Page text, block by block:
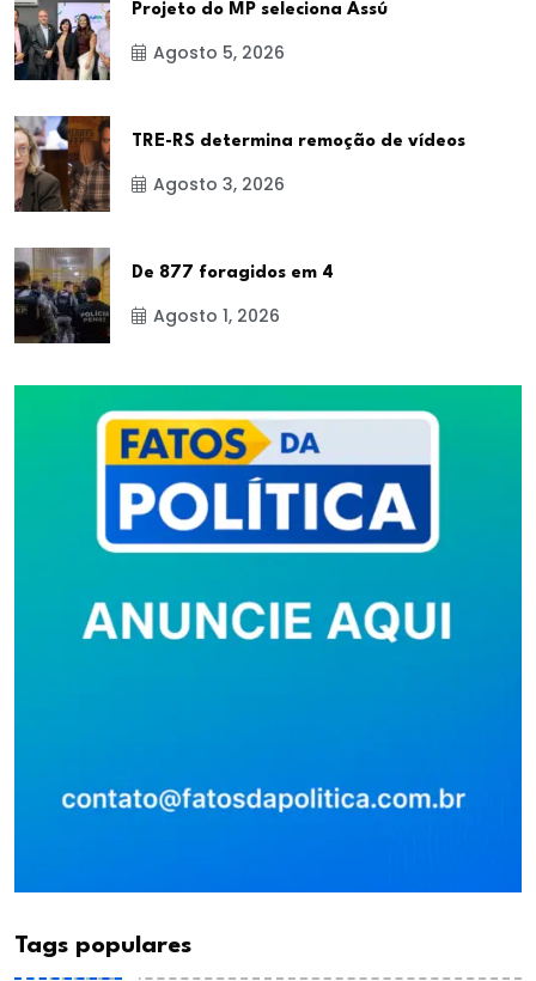
Projeto do MP seleciona Assú
Agosto 5, 2026
TRE-RS determina remoção de vídeos
Agosto 3, 2026
De 877 foragidos em 4
Agosto 1, 2026
Tags populares